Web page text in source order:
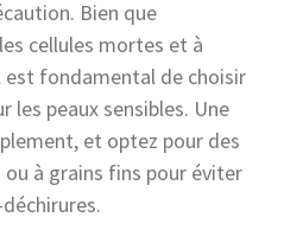
Bien que
cellules mortes et à
est fondamental de choisir
les peaux sensibles. Une
et optez pour des
à grains fins pour éviter